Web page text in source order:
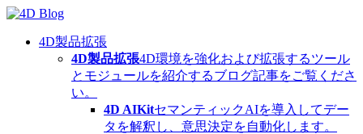
Skip
content4D製品拡張
4D製品拡張4D環境を強化および拡張するツール
とモジュールを紹介するブログ記事をご覧くださ
い。
4D AIKitセマンティックAIを導入してデー
タを解釈し、意思決定を自動化します。